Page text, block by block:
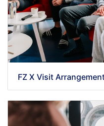
FZ X Visit